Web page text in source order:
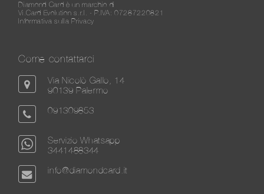
Diamond Card è un marchio di
Vi.Card Evolution s.r.l. - P.IVA: 07287220821
Informativa sulla Privacy
Come contattarci
Via Nicolò Gallo, 14
90139 Palermo
091309853
Servizio Whatsapp
3441488344
info@diamondcard.it